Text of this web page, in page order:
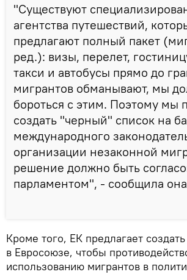
"Существуют
агентства путешествий,
предлагают полный пакет
ред.): визы, перелет,
такси и автобусы прямо до
мигрантов обманывают, мы
бороться с этим. Поэтому мы
создать "черный" список на
международного
организации незаконной
решение должно быть
парламентом", - сообщила
Кроме того, ЕК предлагает
в Евросоюзе, чтобы
использованию мигрантов в